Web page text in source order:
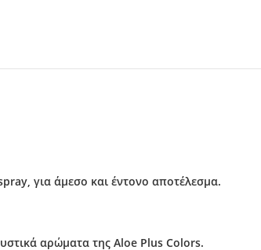
για άμεσο και έντονο αποτέλεσμα.
αρώματα της Aloe Plus Colors.